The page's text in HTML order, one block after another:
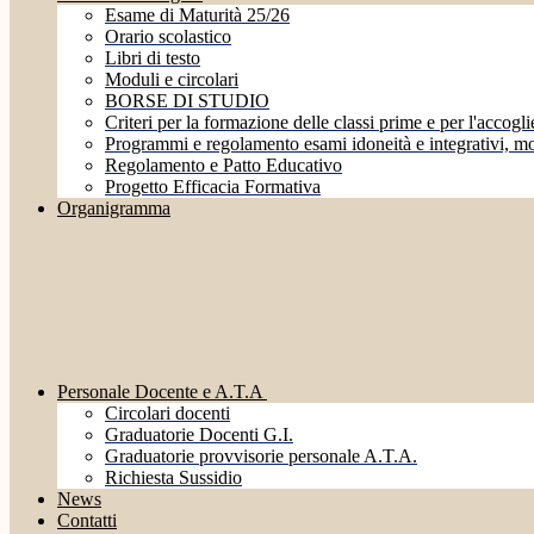
Esame di Maturità 25/26
Orario scolastico
Libri di testo
Moduli e circolari
BORSE DI STUDIO
Criteri per la formazione delle classi prime e per
Programmi e regolamento esami idoneità e integrativi,
Regolamento e Patto Educativo
Progetto Efficacia Formativa
Organigramma
Personale Docente e A.T.A
Circolari docenti
Graduatorie Docenti G.I.
Graduatorie provvisorie personale A.T.A.
Richiesta Sussidio
News
Contatti